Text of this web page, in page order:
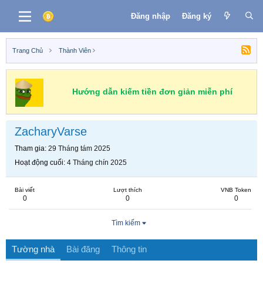
Đăng nhập Đăng ký
Trang Chủ Thành Viên
Hướng dẫn kiếm tiền đơn giản miễn phí
ZacharyVarse
Tham gia 29 Tháng tám 2025
Hoạt động cuối 4 Tháng chín 2025
Bài viết
0
Lượt thích
0
VNB Token
0
Tìm kiếm
Tường nhà Bài đăng Thông tin